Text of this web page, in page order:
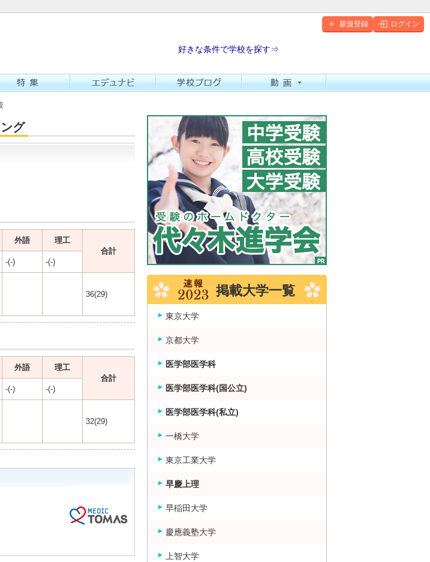
新規登録 ログイン
好きな条件で学校を探す⇒
グ
外語
理工
合計
-(-) -(-)
36(29)
外語
理工
合計
-(-) -(-)
32(29)
掲載大学一覧
東京大学
京都大学
医学部医学科
医学部医学科(国公立)
医学部医学科(私立)
一橋大学
東京工業大学
早慶上理
早稲田大学
慶應義塾大学
上智大学